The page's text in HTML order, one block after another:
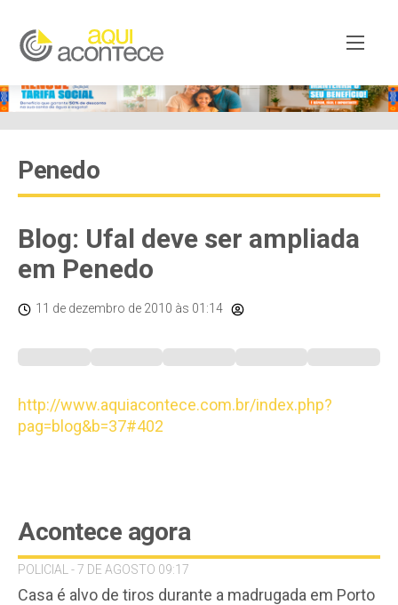
Penedo
Blog: Ufal deve ser ampliada
em Penedo
11 de dezembro de 2010 às 01:14
http://www.aquiacontece.com.br/index.php?
pag=blog&b=37#402
Acontece agora
POLICIAL - 7 DE AGOSTO 09:17
Casa é alvo de tiros durante a madrugada em Porto